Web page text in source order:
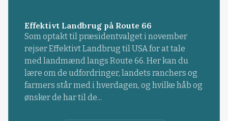
Effektivt Landbrug på Route 66
Som optakt til præsidentvalget i november
rejser Effektivt Landbrug til USA for at tale
med landmænd langs Route 66. Her kan du
lære om de udfordringer, landets ranchers og
farmers står med i hverdagen, og hvilke håb og
ønsker de har til de...